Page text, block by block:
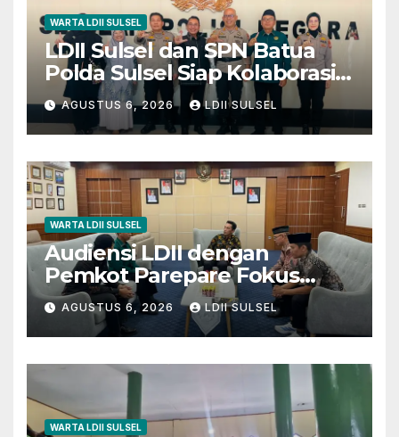
WARTA LDII SULSEL
LDII Sulsel dan SPN Batua
Polda Sulsel Siap Kolaborasi
Bakti Sosial Sambut HUT RI
ke-81
AGUSTUS 6, 2026 LDII SULSEL
WARTA LDII SULSEL
Audiensi LDII dengan
Pemkot Parepare Fokus
pada Pembinaan Generasi
Muda dan 29 Karakter Luhur
AGUSTUS 6, 2026 LDII SULSEL
WARTA LDII SULSEL